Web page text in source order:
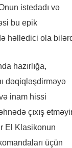
istedadı və
bu epik
həlledici ola
hazırlığa,
dəqiqləşdirməyə
inam hissi
çıxış
El Klasikonun
üçün